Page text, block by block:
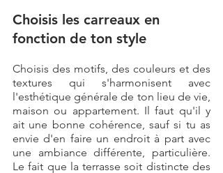
Choisis les carreaux en
fonction de ton style
Choisis des motifs, des couleurs et des
textures qui s'harmonisent avec
l'esthétique générale de ton lieu de vie,
maison ou appartement. Il faut qu'il y
ait une bonne cohérence, sauf si tu as
envie d'en faire un endroit à part avec
une ambiance différente, particulière.
Le fait que la terrasse soit distincte des